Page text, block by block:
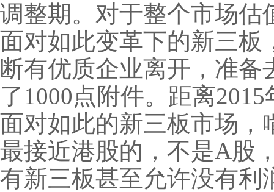
调整期。对于整个市场估
面对如此变革下的新三板
断有优质企业离开，准
了1000点附件。距离
面对如此的新三板市场，
最接近港股的，不是A股
有新三板甚至允许没有利